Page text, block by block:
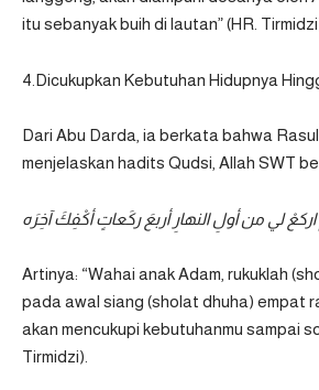
itu sebanyak buih di lautan” (HR.
4.Dicukupkan Kebutuhan Hidupnya
Dari Abu Darda, ia berkata bahwa
menjelaskan hadits Qudsi, Allah SWT
اركعْ لي من أولِ النهارِ أربعَ ركَعاتٍ أكْفِكَ آخِرَه
Artinya: “Wahai anak Adam, rukuklah
pada awal siang (sholat dhuha) empat
akan mencukupi kebutuhanmu sampai
Tirmidzi).